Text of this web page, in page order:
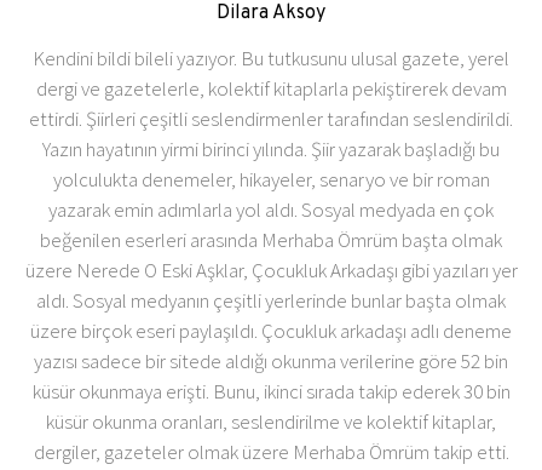
Dilara Aksoy
Kendini bildi bileli yazıyor. Bu tutkusunu ulusal gazete, yerel
dergi ve gazetelerle, kolektif kitaplarla pekiştirerek devam
ettirdi. Şiirleri çeşitli seslendirmenler tarafından seslendirildi.
Yazın hayatının yirmi birinci yılında. Şiir yazarak başladığı bu
yolculukta denemeler, hikayeler, senaryo ve bir roman
yazarak emin adımlarla yol aldı. Sosyal medyada en çok
beğenilen eserleri arasında Merhaba Ömrüm başta olmak
üzere Nerede O Eski Aşklar, Çocukluk Arkadaşı gibi yazıları yer
aldı. Sosyal medyanın çeşitli yerlerinde bunlar başta olmak
üzere birçok eseri paylaşıldı. Çocukluk arkadaşı adlı deneme
yazısı sadece bir sitede aldığı okunma verilerine göre 52 bin
küsür okunmaya erişti. Bunu, ikinci sırada takip ederek 30 bin
küsür okunma oranları, seslendirilme ve kolektif kitaplar,
dergiler, gazeteler olmak üzere Merhaba Ömrüm takip etti.